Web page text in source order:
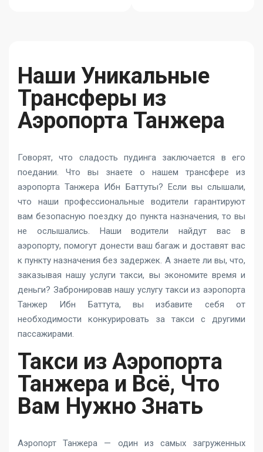
Наши Уникальные
Трансферы из
Аэропорта Танжера
Говорят, что сладость пудинга заключается в его
поедании. Что вы знаете о нашем трансфере из
аэропорта Танжера Ибн Баттуты? Если вы слышали,
что наши профессиональные водители гарантируют
вам безопасную поездку до пункта назначения, то вы
не ослышались. Наши водители найдут вас в
аэропорту, помогут донести ваш багаж и доставят вас
к пункту назначения без задержек. А знаете ли вы, что,
заказывая нашу услуги такси, вы экономите время и
деньги? Забронировав нашу услугу такси из аэропорта
Танжер Ибн Баттута, вы избавите себя от
необходимости конкурировать за такси с другими
пассажирами.
Такси из Аэропорта
Танжера и Всё, Что
Вам Нужно Знать
Аэропорт Танжера — один из самых загруженных